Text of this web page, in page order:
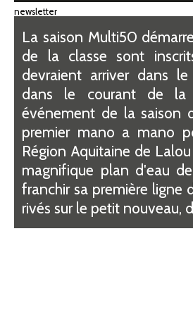
newsletter
La saison Multi50
de la classe sont
devraient arriver dans
dans le courant de la
événement de la saison
premier mano a mano
Région Aquitaine de
magnifique plan d'eau
franchir sa première ligne
rivés sur le petit nouveau,